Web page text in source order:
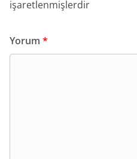
işaretlenmişlerdir
Yorum *